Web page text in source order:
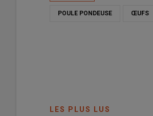
POULE PONDEUSE ŒUFS
LES PLUS LUS